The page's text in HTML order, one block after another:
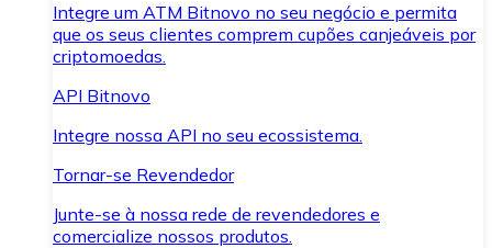
Integre um ATM Bitnovo no seu negócio e permita
que os seus clientes comprem cupões canjeáveis por
criptomoedas.
API Bitnovo
Integre nossa API no seu ecossistema.
Tornar-se Revendedor
Junte-se à nossa rede de revendedores e
comercialize nossos produtos.